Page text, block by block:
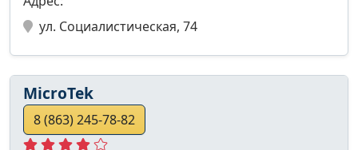
ул. Социалистическая, 74
MicroTek
8 (863) 245-78-82